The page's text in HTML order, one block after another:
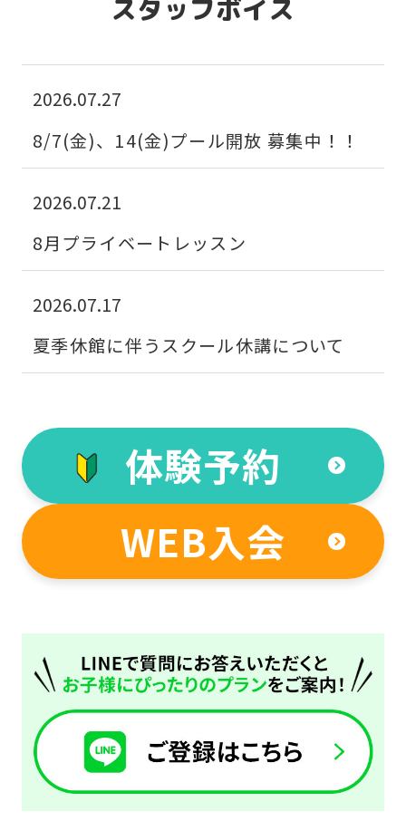
スタッフボイス
2026.07.27
8/7(金)、14(金)プール開放 募集中！！
2026.07.21
8月プライベートレッスン
2026.07.17
夏季休館に伴うスクール休講について
体験予約
WEB入会
For